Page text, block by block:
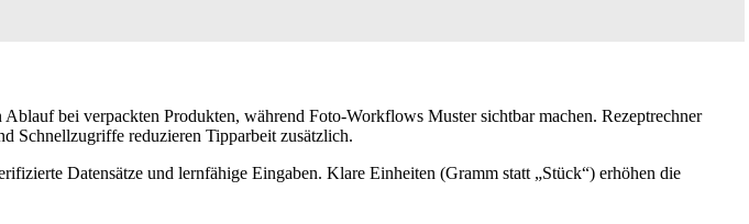
bei verpackten Produkten, während Foto-Workflows Muster sichtbar machen. Rezeptrechner
Schnellzugriffe reduzieren Tipparbeit zusätzlich.
Datensätze und lernfähige Eingaben. Klare Einheiten (Gramm statt „Stück“) erhöhen die